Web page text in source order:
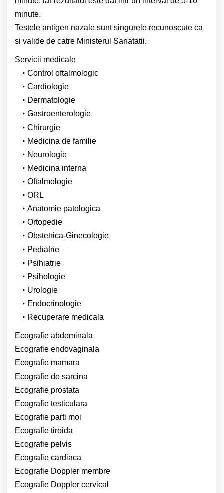
minute.
Testele antigen nazale sunt singurele recunoscute ca
si valide de catre Ministerul Sanatatii.
Servicii medicale
Control oftalmologic
Cardiologie
Dermatologie
Gastroenterologie
Chirurgie
Medicina de familie
Neurologie
Medicina interna
Oftalmologie
ORL
Anatomie patologica
Ortopedie
Obstetrica-Ginecologie
Pediatrie
Psihiatrie
Psihologie
Urologie
Endocrinologie
Recuperare medicala
Ecografie abdominala
Ecografie endovaginala
Ecografie mamara
Ecografie de sarcina
Ecografie prostata
Ecografie testiculara
Ecografie parti moi
Ecografie tiroida
Ecografie pelvis
Ecografie cardiaca
Ecografie Doppler membre
Ecografie Doppler cervical